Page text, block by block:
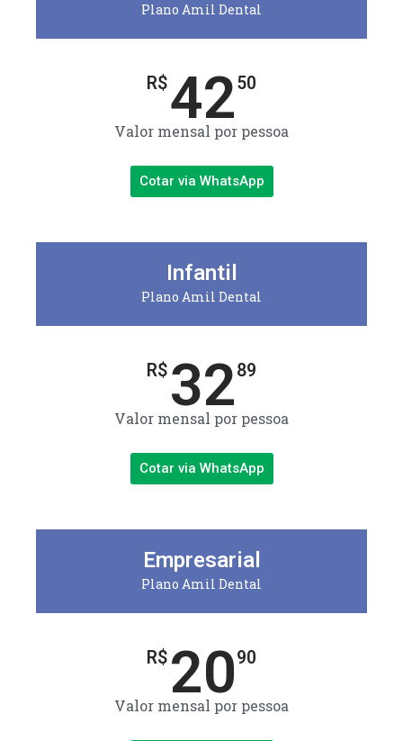
Plano Amil Dental
R$4250
Valor mensal por pessoa
Cotar via WhatsApp
Infantil
Plano Amil Dental
R$ 3289
Valor mensal por pessoa
Cotar via WhatsApp
Empresarial
Plano Amil Dental
R$ 2090
Valor mensal por pessoa